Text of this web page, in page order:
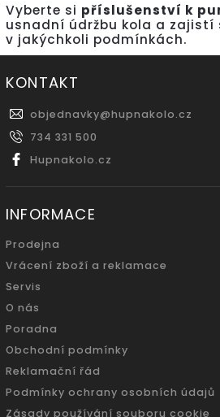
Vyberte si příslušenství k
usnadní údržbu kola a zajistí
v jakýchkoli podmínkách.
KONTAKT
objednavky@hupnakolo.cz
734 331 500
Hupnakolo.cz
INFORMACE
Prodejna
Vrácení zboží a reklamace
Servis
O nás
Poradna
Obchodní podmínky
Reklamační řád
Podmínky ochrany osobních údajů
Zásady používání souboru cookie